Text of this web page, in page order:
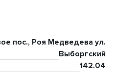
пос., Роя Медведева ул.
Выборгский
142.04